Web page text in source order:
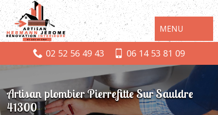
MENU
02 52 56 49 43 06 14 53 81 09
Artisan plombier Pierrefitte Sur Sauldre
41300